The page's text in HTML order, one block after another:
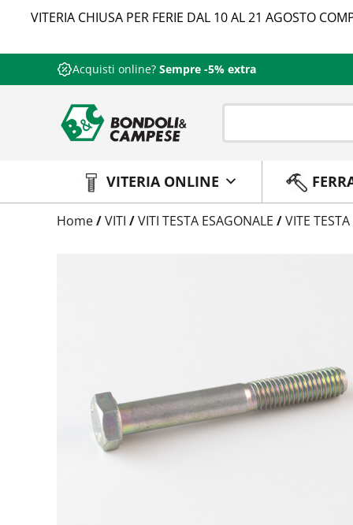
VITERIA CHIUSA PER FERIE DAL 10 AL 21 AGOSTO
Acquisti online? Sempre -5% extra
VITERIA ONLINE
TrattamentoHome/VITI /VITI TESTA ESAGONALE /VITE